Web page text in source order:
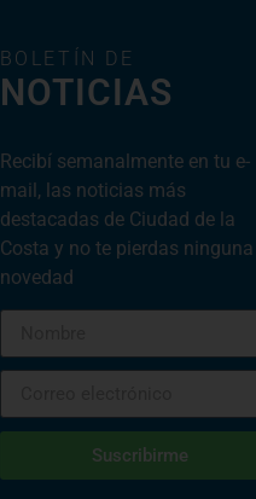
BOLETÍN DE
NOTICIAS
Recibí semanalmente en tu e-
mail, las noticias más
destacadas de Ciudad de la
Costa y no te pierdas ninguna
novedad
Suscribirme